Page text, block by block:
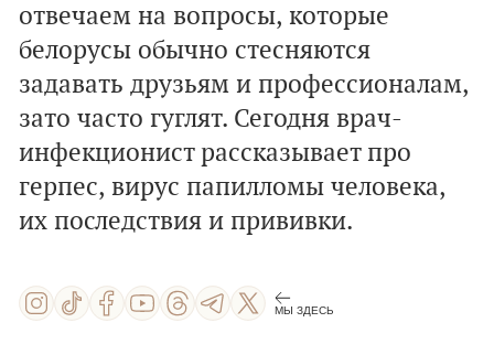
отвечаем на вопросы, которые
белорусы обычно стесняются
задавать друзьям и профессионалам,
зато часто гуглят. Сегодня врач-
инфекционист рассказывает про
герпес, вирус папилломы человека,
их последствия и прививки.
МЫ ЗДЕСЬ